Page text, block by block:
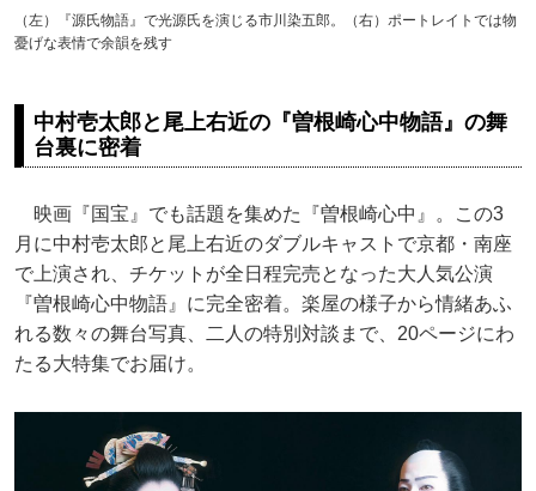
（左）『源氏物語』で光源氏を演じる市川染五郎。（右）ポートレイトでは物
憂げな表情で余韻を残す
中村壱太郎と尾上右近の『曽根崎心中物語』の舞
台裏に密着
映画『国宝』でも話題を集めた『曽根崎心中』。この3
月に中村壱太郎と尾上右近のダブルキャストで京都・南座
で上演され、チケットが全日程完売となった大人気公演
『曽根崎心中物語』に完全密着。楽屋の様子から情緒あふ
れる数々の舞台写真、二人の特別対談まで、20ページにわ
たる大特集でお届け。